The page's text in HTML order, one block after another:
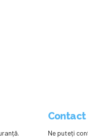
Contact
Ne puteți